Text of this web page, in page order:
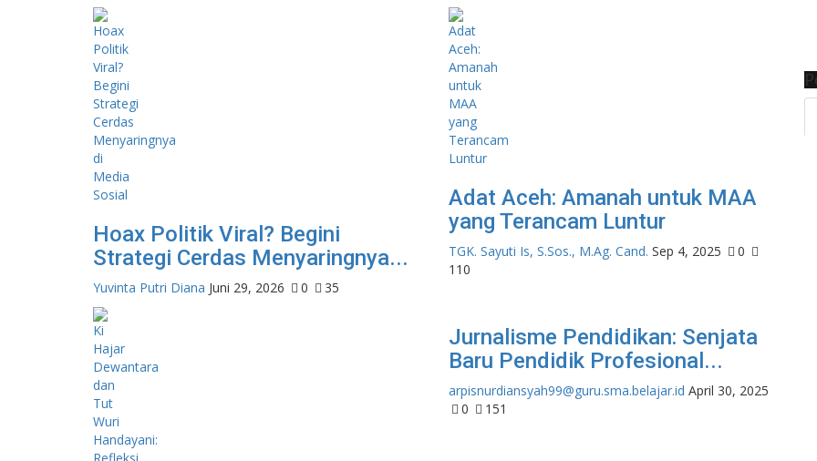
Hoax Politik Viral? Begini
Strategi Cerdas Menyaringnya...
Yuvinta Putri Diana Juni 29, 2026 0 35
Adat Aceh: Amanah untuk MAA
yang Terancam Luntur
TGK. Sayuti Is, S.Sos., M.Ag. Cand. Sep 4, 2025
0
110
Jurnalisme Pendidikan: Senjata
Baru Pendidik Profesional...
arpisnurdiansyah99@guru.sma.belajar.id April 30, 2025
0
151